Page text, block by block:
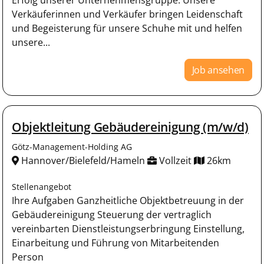
Verkäuferinnen und Verkäufer bringen Leidenschaft
und Begeisterung für unsere Schuhe mit und helfen
unsere...
Job ansehen
Objektleitung Gebäudereinigung (m/w/d)
Götz-Management-Holding AG
Hannover/Bielefeld/Hameln Vollzeit 26km
Stellenangebot
Ihre Aufgaben Ganzheitliche Objektbetreuung in der
Gebäudereinigung Steuerung der vertraglich
vereinbarten Dienstleistungserbringung Einstellung,
Einarbeitung und Führung von Mitarbeitenden
Person